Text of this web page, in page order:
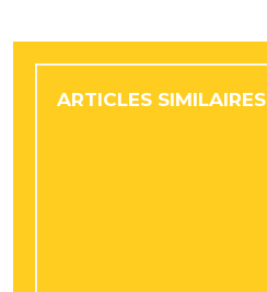
ARTICLES SIMILAIRES